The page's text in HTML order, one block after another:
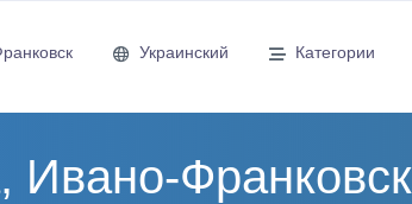
Украинский Категории
Ивано-Франковск